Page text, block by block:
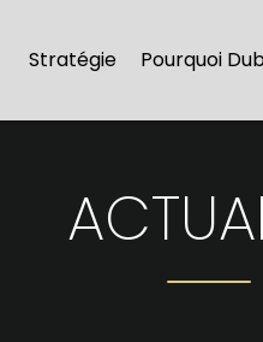
Stratégie Pourquoi